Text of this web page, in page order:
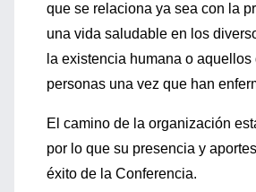
que se relaciona ya sea con la
una vida saludable en los
la existencia humana o aquellos
personas una vez que han
El camino de la organización
por lo que su presencia y
éxito de la Conferencia.